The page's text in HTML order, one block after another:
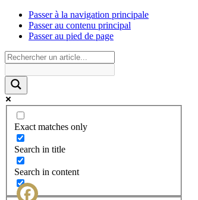
Passer à la navigation principale
Passer au contenu principal
Passer au pied de page
Exact matches only
Search in title
Search in content